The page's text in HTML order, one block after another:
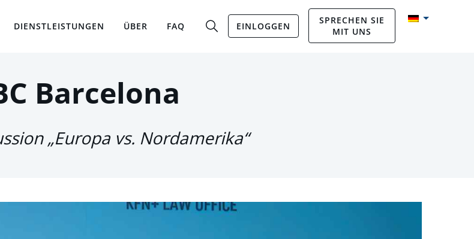
DIENSTLEISTUNGEN ÜBER FAQ EINLOGGEN
SPRECHEN SIE
MIT UNS
Barcelona
„Europa vs. Nordamerika“